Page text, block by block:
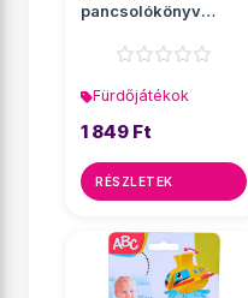
pancsolókönyv
Toys
Fürdőjátékok
1 849 Ft
RÉSZLETEK